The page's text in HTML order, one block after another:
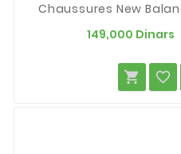
Chaussures New
149,000 Dinars
 